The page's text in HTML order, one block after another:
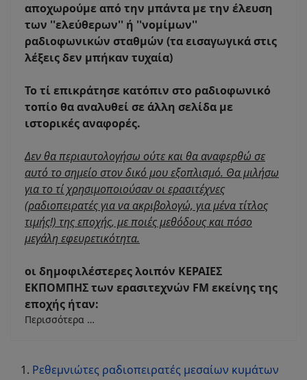
αποχωρούμε από την μπάντα με την έλευση
των ''ελεύθερων'' ή ''νομίμων''
ραδιοφωνικών σταθμών (τα εισαγωγικά στις
λέξεις δεν μπήκαν τυχαία)
Το τί επικράτησε κατόπιν στο ραδιοφωνικό
τοπίο θα αναλυθεί σε άλλη σελίδα με
ιστορικές αναφορές.
Δεν θα περιαυτολογήσω ούτε και θα αναφερθώ σε
αυτό το σημείο στον δικό μου εξοπλισμό. Θα μιλήσω
για το τί χρησιμοποιούσαν οι ερασιτέχνες
(ραδιοπειρατές για να ακριβολογώ, για μένα τίτλος
τιμής!) της εποχής, με ποιές μεθόδους και πόσο
μεγάλη εφευρετικότητα.
οι δημοφιλέστερες λοιπόν ΚΕΡΑΙΕΣ
ΕΚΠΟΜΠΗΣ των ερασιτεχνών FM εκείνης της
εποχής ήταν:
Περισσότερα …
Ρεθεμνιώτες ραδιοπειρατές μεσαίων κυμάτων